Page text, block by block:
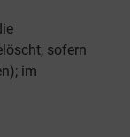
sofern
im